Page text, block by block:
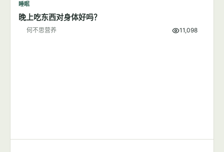
睡眠
晚上吃东西对身体好吗？
何不思营养 11,098